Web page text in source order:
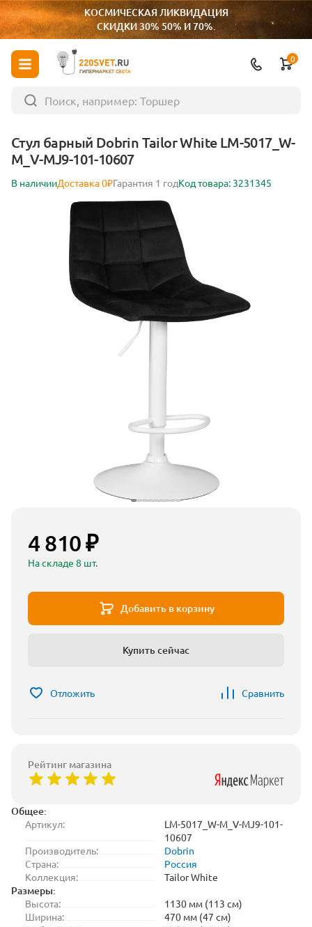
КОСМИЧЕСКАЯ ЛИКВИДАЦИЯ
СКИДКИ 30% 50% И 70%.
ГИПЕРМАРКЕТ СВЕТА
0
Стул барный Dobrin Tailor White LM-5017_W-
M_V-MJ9-101-10607
В наличииДоставка 0₽Гарантия 1 годКод товара: 3231345
Общее:
Артикул:
LM-5017_W-M_V-MJ9-101-
10607
Производитель:
Dobrin
Страна:
Россия
Коллекция:
Tailor White
Размеры:
Высота:
1130 мм (113 см)
Ширина:
470 мм (47 см)
4 810 ₽
На складе 8 шт.
Добавить в корзину
Купить сейчас
Отложить Сравнить
Рейтинг магазина